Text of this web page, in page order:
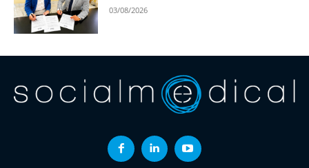
03/08/2026